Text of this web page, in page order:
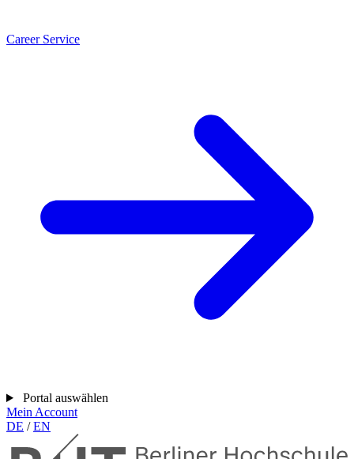
Career Service
Portal auswählen
Mein Account
DE /EN